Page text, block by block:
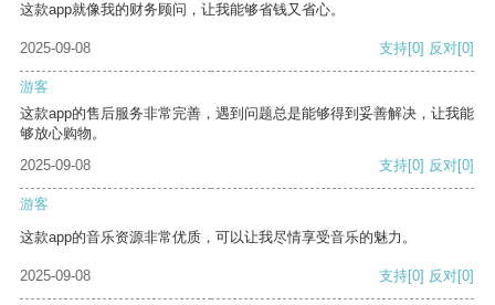
这款app就像我的财务顾问，让我能够省钱又省心。
2025-09-08 支持[0] 反对[0]
游客
这款app的售后服务非常完善，遇到问题总是能够得到妥善解决，让我能
够放心购物。
2025-09-08
支持[0] 反对[0]
游客
这款app的音乐资源非常优质，可以让我尽情享受音乐的魅力。
2025-09-08 支持[0] 反对[0]